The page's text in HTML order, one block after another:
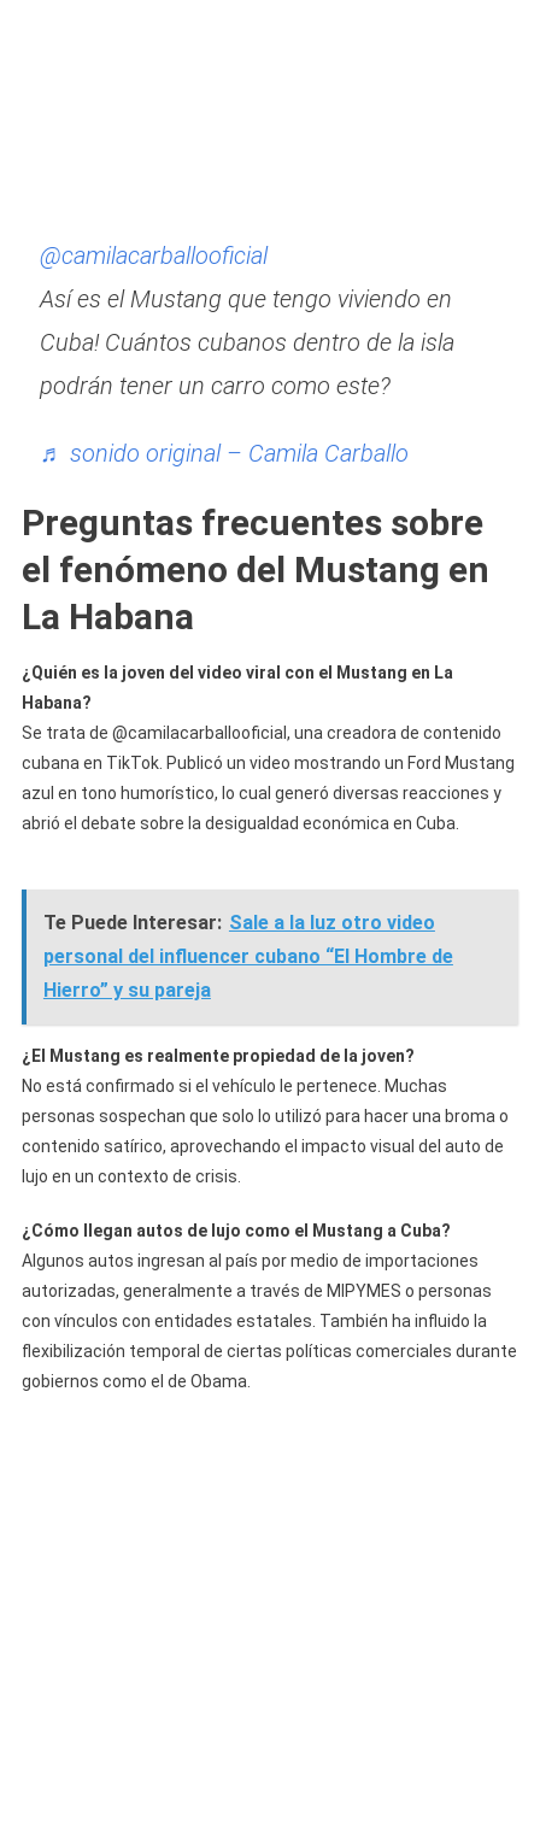
@camilacarballooficial
Así es el Mustang que tengo viviendo en
Cuba! Cuántos cubanos dentro de la isla
podrán tener un carro como este?
♬ sonido original – Camila Carballo
Preguntas frecuentes sobre
el fenómeno del Mustang en
La Habana
¿Quién es la joven del video viral con el Mustang en La
Habana?
Se trata de @camilacarballooficial, una creadora de contenido
cubana en TikTok. Publicó un video mostrando un Ford Mustang
azul en tono humorístico, lo cual generó diversas reacciones y
abrió el debate sobre la desigualdad económica en Cuba.
Te Puede Interesar: Sale a la luz otro video
personal del influencer cubano “El Hombre de
Hierro” y su pareja
¿El Mustang es realmente propiedad de la joven?
No está confirmado si el vehículo le pertenece. Muchas
personas sospechan que solo lo utilizó para hacer una broma o
contenido satírico, aprovechando el impacto visual del auto de
lujo en un contexto de crisis.
¿Cómo llegan autos de lujo como el Mustang a Cuba?
Algunos autos ingresan al país por medio de importaciones
autorizadas, generalmente a través de MIPYMES o personas
con vínculos con entidades estatales. También ha influido la
flexibilización temporal de ciertas políticas comerciales durante
gobiernos como el de Obama.